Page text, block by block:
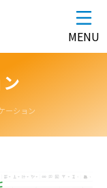
MENU
ーション